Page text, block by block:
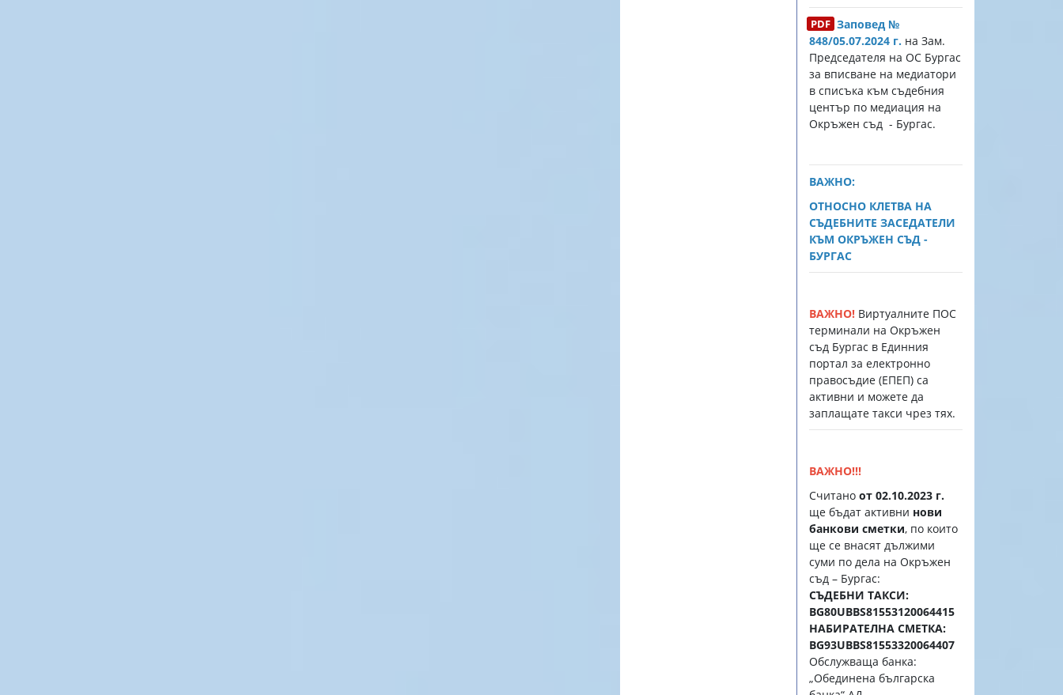
Заповед №
848/05.07.2024 г. на Зам.
Председателя на ОС Бургас
за вписване на медиатори
в списъка към съдебния
център по медиация на
Окръжен съд - Бургас.
ВАЖНО:
ОТНОСНО КЛЕТВА НА
СЪДЕБНИТЕ ЗАСЕДАТЕЛИ
КЪМ ОКРЪЖЕН СЪД -
БУРГАС
ВАЖНО! Виртуалните ПОС
терминали на Окръжен
съд Бургас в Единния
портал за електронно
правосъдие (EПЕП) са
активни и можете да
заплащате такси чрез тях.
ВАЖНО!!!
Считано от 02.10.2023 г.
ще бъдат активни нови
банкови сметки, по които
ще се внасят дължими
суми по дела на Окръжен
съд – Бургас:
СЪДЕБНИ ТАКСИ:
BG80UBBS81553120064415
НАБИРАТЕЛНА СМЕТКА:
BG93UBBS81553320064407
Обслужваща банка:
„Обединена българска